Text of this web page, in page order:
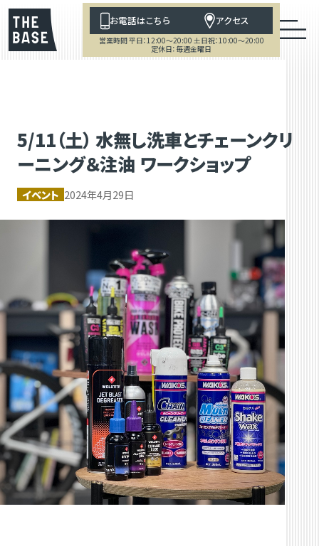
お電話はこちら アクセス
営業時間 平日：12:00～20:00 土日祝：10:00～20:00
定休日：毎週金曜日
5/11（土） 水無し洗車とチェーンクリ
ーニング＆注油 ワークショップ
イベント 2024年4月29日